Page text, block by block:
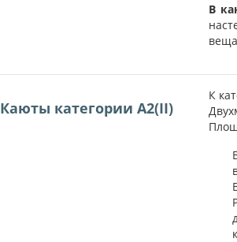
В
Каюты категории А2(II)
К